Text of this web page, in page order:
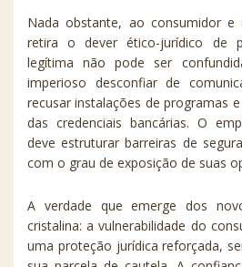
Nada obstante, ao consumidor
retira o dever ético-jurídico de
legítima não pode ser
imperioso desconfiar de
recusar instalações de programas
das credenciais bancárias. O
deve estruturar barreiras de
com o grau de exposição de suas
A verdade que emerge dos
cristalina: a vulnerabilidade do
uma proteção jurídica reforçada,